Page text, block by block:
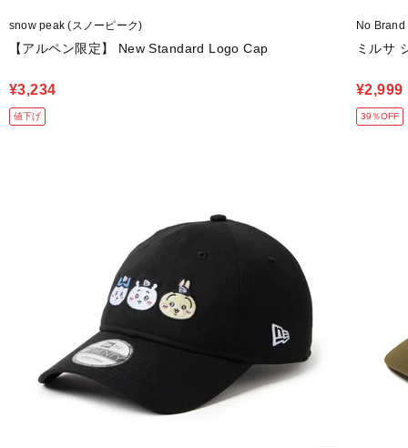
snow peak (スノーピーク)
【アルペン限定】 New Standard Logo Cap
¥3,234
値下げ
No Brand
ミルサ
¥2,999
39％OFF